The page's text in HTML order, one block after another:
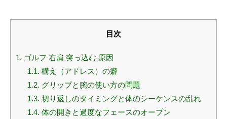
目次
1. ゴルフ 右肩 突っ込む 原因
1.1. 構え（アドレス）の癖
1.2. グリップと腕の使い方の問題
1.3. 切り返しのタイミングと体のシーケンスの乱れ
1.4. 体の開きと過度なフェースのオープン